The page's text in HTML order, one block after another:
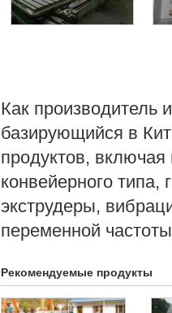
Как производитель
базирующийся в
продуктов,
конвейерного типа,
экструдеры,
переменной
Рекомендуемые продукты